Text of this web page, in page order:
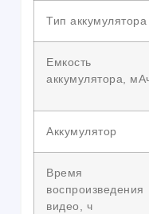
Тип аккумулятора
Емкость
аккумулятора,
Аккумулятор
Время
воспроизведения
видео, ч